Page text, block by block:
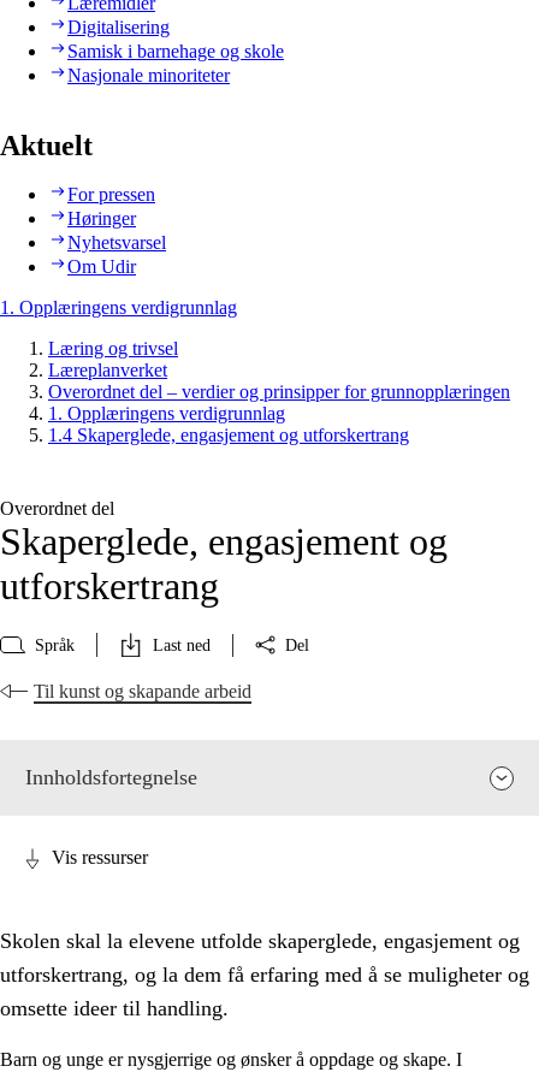
Digitalisering
Samisk i barnehage og skole
Nasjonale minoriteter
Aktuelt
For pressen
Høringer
Nyhetsvarsel
Om Udir
1. Opplæringens verdigrunnlag
Læring og trivsel
Læreplanverket
Overordnet del – verdier og prinsipper for grunnopplæringen
1. Opplæringens verdigrunnlag
1.4 Skaperglede, engasjement og utforskertrang
Overordnet del
Skaperglede, engasjement og
utforskertrang
Språk Last ned Del
Til kunst og skapande arbeid
Innholdsfortegnelse
Vis ressurser
Skolen skal la elevene utfolde skaperglede, engasjement og
utforskertrang, og la dem få erfaring med å se muligheter og
omsette ideer til handling.
Barn og unge er nysgjerrige og ønsker å oppdage og skape. I